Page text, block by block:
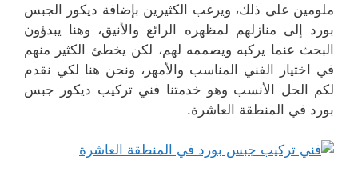
ملومين على ذلك، ويرغب الكثيرين بإضافة ديكور الجبس
بورد إلى منازلهم لمظهره الرائع والأنيق، وهنا يبدؤون
البحث عنما يركبه ويصممه لهم، لكن يخطئ الكثير منهم
في اختيار الفني المناسب والأمهر، ونحن هنا لكي نقدم
لكم الحل الأنسب وهو خدمتنا فني تركيب ديكور جبس
بورد في المنطقة العاشرة.